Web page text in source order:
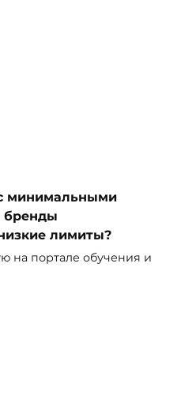
минимальными
бренды
лимиты?
на портале обучения и